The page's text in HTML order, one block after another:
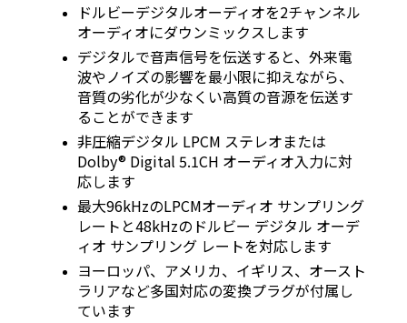
ドルビーデジタルオーディオを2チャンネル
オーディオにダウンミックスします
デジタルで音声信号を伝送すると、外来電
波やノイズの影響を最小限に抑えながら、
音質の劣化が少なくい高質の音源を伝送す
ることができます
非圧縮デジタル LPCM ステレオまたは
Dolby® Digital 5.1CH オーディオ入力に対
応します
最大96kHzのLPCMオーディオ サンプリング
レートと48kHzのドルビー デジタル オーデ
ィオ サンプリング レートを対応します
ヨーロッパ、アメリカ、イギリス、オースト
ラリアなど多国対応の変換プラグが付属し
ています